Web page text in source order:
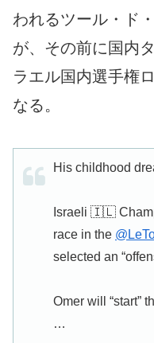
われるツール・ド
が、その前に国内
ラエル国内選手権
なる。
His childhood
Israeli 🇮🇱
race in the
selected an
Omer will “start”
…